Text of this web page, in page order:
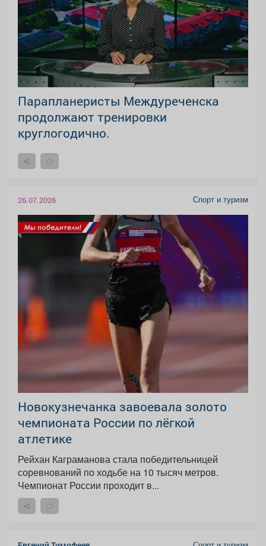
Парапланеристы Междуреченска
продолжают тренировки
круглогодично.
26.07.2026 Спорт и туризм
Новокузнечанка завоевала золото
чемпионата России по лёгкой
атлетике
Рейхан Каграманова стала победительницей
соревнований по ходьбе на 10 тысяч метров.
Чемпионат России проходит в...